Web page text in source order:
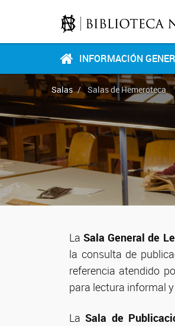
INFORMACIÓN
Salas Salas de Hemeroteca
LaSala General de
la consulta de
referencia atendido
para lectura informal
LaSala de